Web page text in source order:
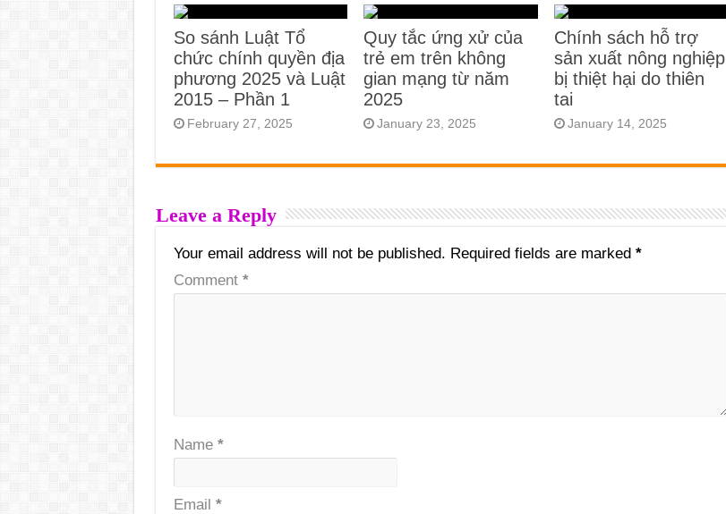
So sánh Luật Tổ
chức chính quyền địa
phương 2025 và Luật
2015 – Phần 1
February 27, 2025
Quy tắc ứng xử của
trẻ em trên không
gian mạng từ năm
2025
January 23, 2025
Chính sách hỗ trợ
sản xuất nông nghiệp
bị thiệt hại do thiên
tai
January 14, 2025
Leave a Reply
Your email address will not be published. Required fields are marked *
Comment *
Name *
Email *